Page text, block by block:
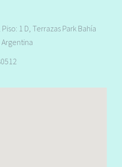
1 D, Terrazas Park Bahía